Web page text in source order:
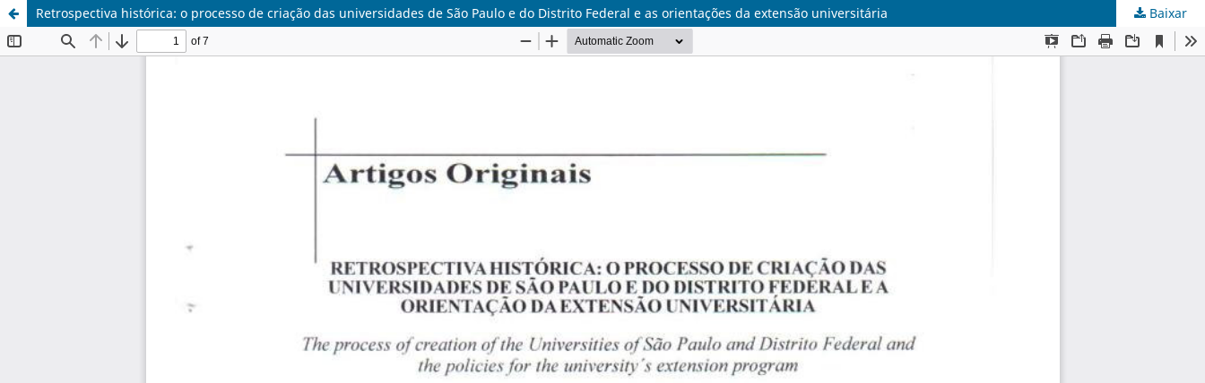
Retrospectiva histórica: o processo de criação das universidades de São Paulo e do Distrito Federal e as orientações da extensão universitária Baixar